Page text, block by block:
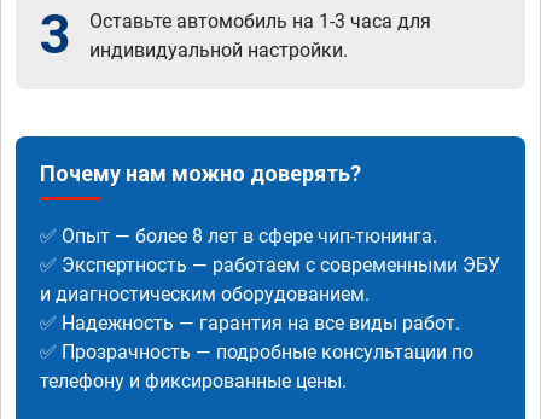
3
Оставьте автомобиль на 1-3 часа для
индивидуальной настройки.
Почему нам можно доверять?
✅ Опыт — более 8 лет в сфере чип-тюнинга.
✅ Экспертность — работаем с современными ЭБУ
и диагностическим оборудованием.
✅ Надежность — гарантия на все виды работ.
✅ Прозрачность — подробные консультации по
телефону и фиксированные цены.